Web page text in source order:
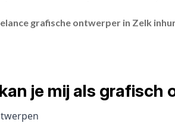
grafische ontwerper in Zelk
je mij als